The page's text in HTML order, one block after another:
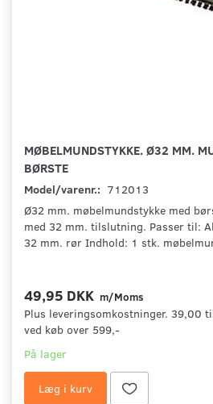
MØBELMUNDSTYKKE. Ø32 MM.
BØRSTE
Model/varenr.: 712013
Ø32 mm. møbelmundstykke med
med 32 mm. tilslutning. Passer til:
32 mm. rør Indhold: 1 stk.
49,95 DKK m/Moms
Plus leveringsomkostninger. 39,00
ved køb over 599,-
På lager
Læg i kurv